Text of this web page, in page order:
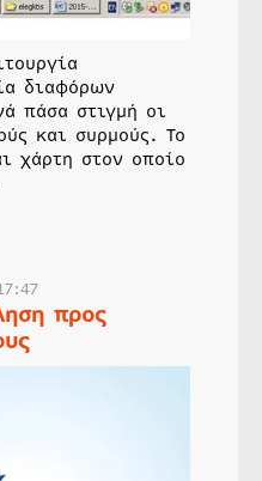
διαφόρων
πάσα στιγμή οι
και συρμούς. Το
χάρτη στον οποίο
προς